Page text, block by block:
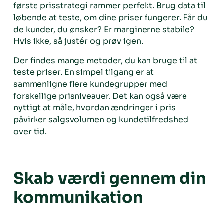
første prisstrategi rammer perfekt. Brug data til
løbende at teste, om dine priser fungerer. Får du
de kunder, du ønsker? Er marginerne stabile?
Hvis ikke, så justér og prøv igen.
Der findes mange metoder, du kan bruge til at
teste priser. En simpel tilgang er at
sammenligne flere kundegrupper med
forskellige prisniveauer. Det kan også være
nyttigt at måle, hvordan ændringer i pris
påvirker salgsvolumen og kundetilfredshed
over tid.
Skab værdi gennem din
kommunikation